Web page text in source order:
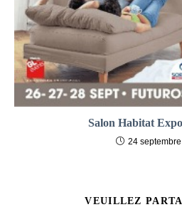
Salon Habitat
24
VEUILLEZ